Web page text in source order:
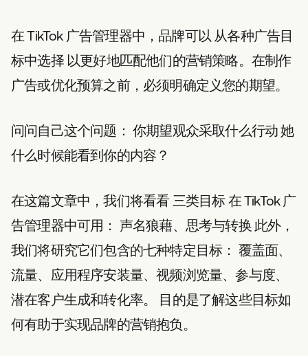
在 TikTok 广告管理器中，品牌可以 从各种广告目
标中选择以更好地匹配他们的营销策略。在制作
广告或优化预算之前，必须明确定义您的期望。
问问自己这个问题： 你期望观众采取什么行动她
什么时候能看到你的内容？
在这篇文章中，我们将看看三类目标在 TikTok 广
告管理器中可用： 声名狼藉、思考与转换 此外，
我们将研究它们包含的七种特定目标： 覆盖面、
流量、应用程序安装量、视频浏览量、参与度、
潜在客户生成和转化率。 目的是了解这些目标如
何有助于实现品牌的营销抱负。